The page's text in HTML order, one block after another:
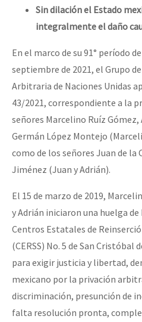
Sin dilación el Estado
integralmente el daño
En el marco de su 91° período
septiembre de 2021, el Grupo
Arbitraria de Naciones Unidas
43/2021, correspondiente a la
señores Marcelino Ruíz
Germán López Montejo
como de los señores Juan de la
Jiménez (Juan y Adrián).
El 15 de marzo de 2019,
y Adrián iniciaron una huelga
Centros Estatales de
(CERSS) No. 5 de San Cristóbal
para exigir justicia y libertad,
mexicano por la privación
discriminación, presunción de
falta resolución pronta,